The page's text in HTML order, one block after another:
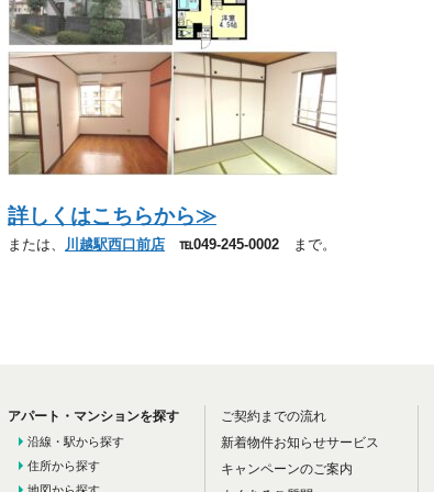
詳しくはこちらから≫
または、 川越駅西口前店 ℡049-245-0002 まで。
アパート・マンションを探す
沿線・駅から探す
住所から探す
ご契約までの流れ
新着物件お知らせサービス
キャンペーンのご案内